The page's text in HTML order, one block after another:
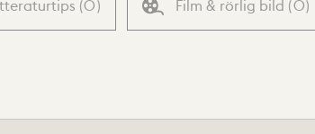
(0) Film & rörlig bild (0)